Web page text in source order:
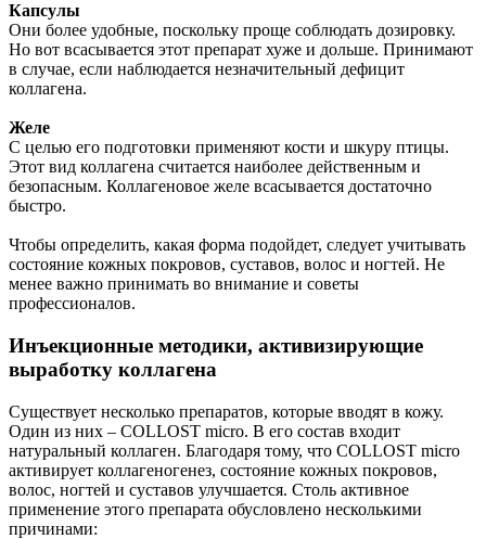
Капсулы
Они более удобные, поскольку проще соблюдать дозировку.
Но вот всасывается этот препарат хуже и дольше. Принимают
в случае, если наблюдается незначительный дефицит
коллагена.
Желе
С целью его подготовки применяют кости и шкуру птицы.
Этот вид коллагена считается наиболее действенным и
безопасным. Коллагеновое желе всасывается достаточно
быстро.
Чтобы определить, какая форма подойдет, следует учитывать
состояние кожных покровов, суставов, волос и ногтей. Не
менее важно принимать во внимание и советы
профессионалов.
Инъекционные методики, активизирующие
выработку коллагена
Существует несколько препаратов, которые вводят в кожу.
Один из них – COLLOST micro. В его состав входит
натуральный коллаген. Благодаря тому, что COLLOST micro
активирует коллагеногенез, состояние кожных покровов,
волос, ногтей и суставов улучшается. Столь активное
применение этого препарата обусловлено несколькими
причинами: